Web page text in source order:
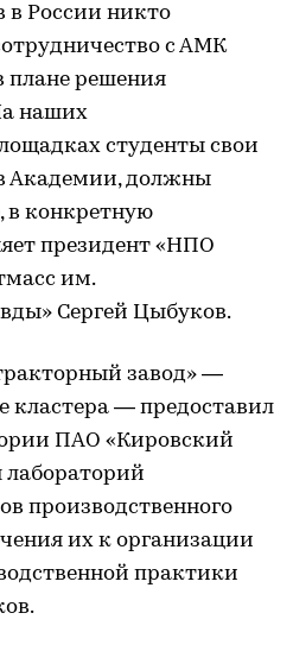
в России никто
с АМК
плане решения
наших
студенты свои
Академии, должны
в конкретную
президент «НПО
им.
Сергей Цыбуков.
завод» —
кластера — предоставил
ПАО «Кировский
лабораторий
производственного
их к организации
практики